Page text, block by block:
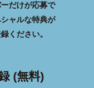
だけが応募で
ャルな特典が
ください。
(無料)